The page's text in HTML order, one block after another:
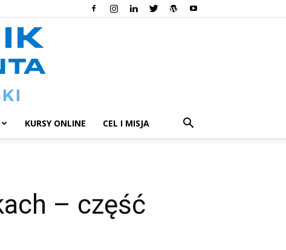
KURSY ONLINE CEL I MISJA
– część